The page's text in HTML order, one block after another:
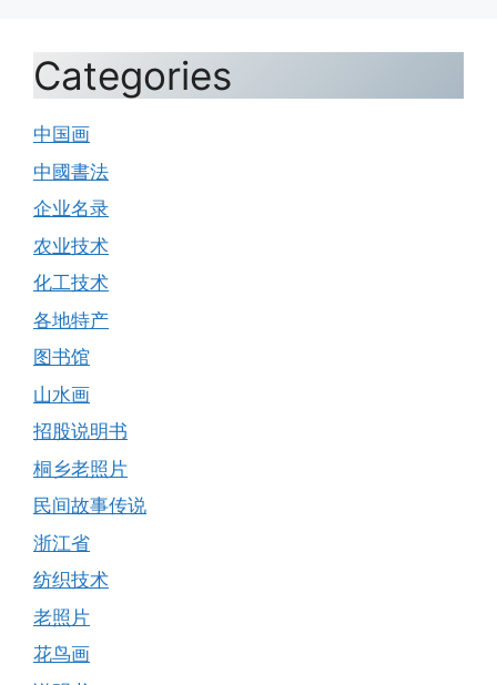
Categories
中国画
中國書法
企业名录
农业技术
化工技术
各地特产
图书馆
山水画
招股说明书
桐乡老照片
民间故事传说
浙江省
纺织技术
老照片
花鸟画